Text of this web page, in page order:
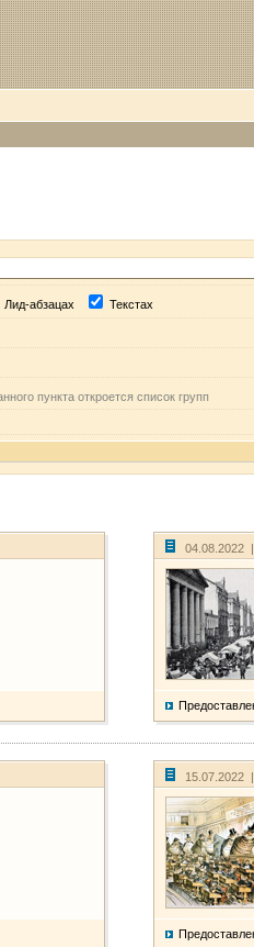
Лид-абзацах Текстах
пункта откроется список групп
04.08.2022
15.07.2022